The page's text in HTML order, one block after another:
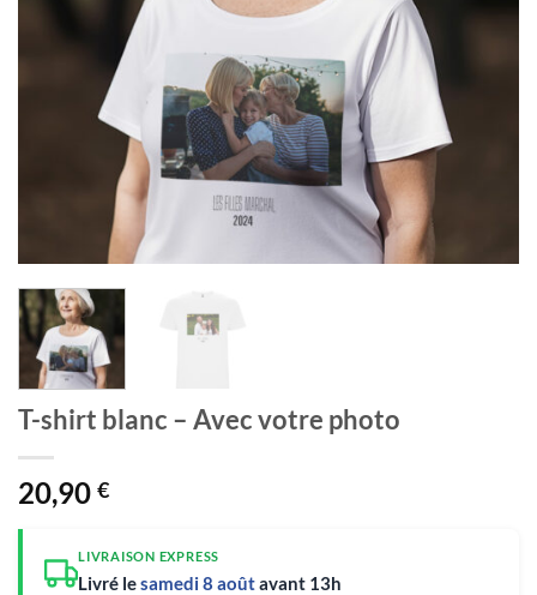
T-shirt blanc – Avec votre photo
20,90 €
LIVRAISON EXPRESS
Livré lesamedi 8 aoûtavant 13h